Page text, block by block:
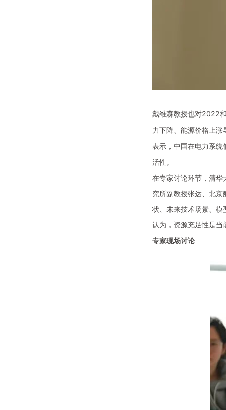
戴维森教授也对2022
力下降、能源价格上
表示，中国在电力系统
活性。
在专家讨论环节，清华
究所副教授张达、北
状、未来技术场景、模
认为，资源充足性是当
专家现场讨论